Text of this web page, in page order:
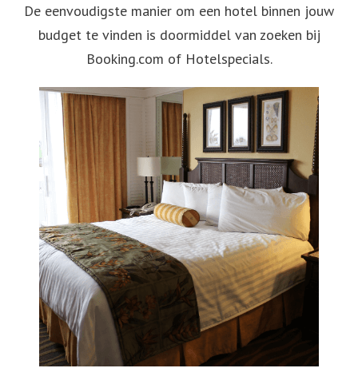
De eenvoudigste manier om een hotel binnen jouw
budget te vinden is doormiddel van zoeken bij
Booking.com of Hotelspecials.